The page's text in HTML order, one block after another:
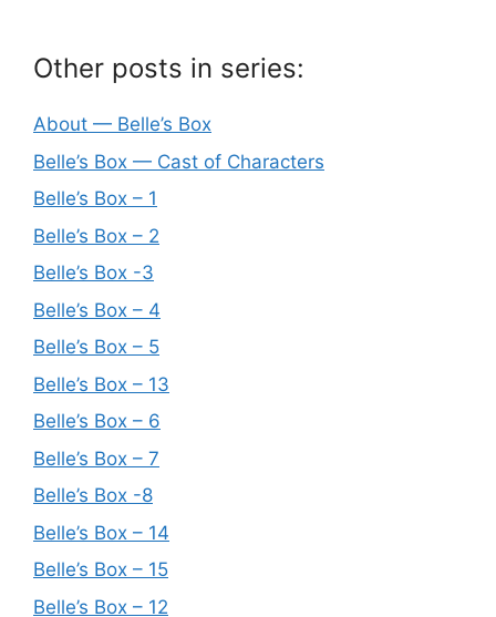
Other posts in series:
About — Belle’s Box
Belle’s Box — Cast of Characters
Belle’s Box – 1
Belle’s Box – 2
Belle’s Box -3
Belle’s Box – 4
Belle’s Box – 5
Belle’s Box – 13
Belle’s Box – 6
Belle’s Box – 7
Belle’s Box -8
Belle’s Box – 14
Belle’s Box – 15
Belle’s Box – 12